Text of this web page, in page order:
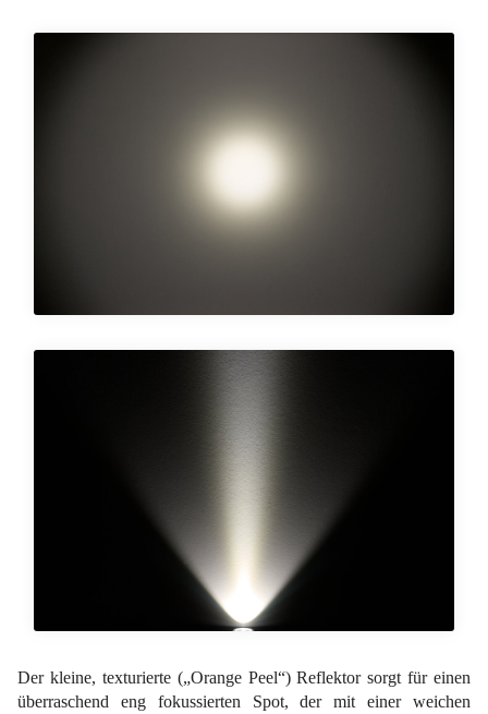
Der kleine, texturierte („Orange Peel“) Reflektor sorgt für einen
überraschend eng fokussierten Spot, der mit einer weichen